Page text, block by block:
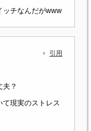
ッチなんだがwww
引用
？
て現実のストレス